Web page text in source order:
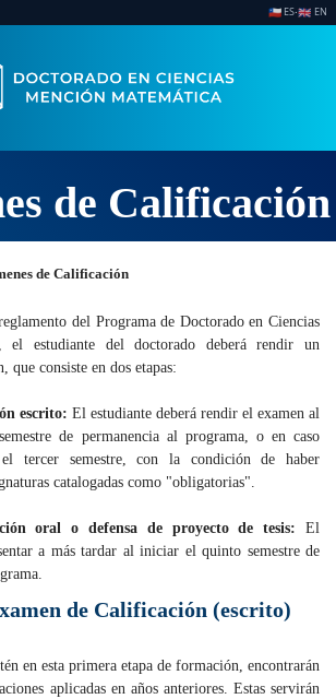
🇨🇱 ES·🇬🇧 EN
de Calificación
de Calificación
del Programa de Doctorado en Ciencias
el estudiante del doctorado deberá rendir un
que consiste en dos etapas:
escrito: El estudiante deberá rendir el examen al
de permanencia al programa, o en caso
el tercer semestre, con la condición de haber
catalogadas como "obligatorias".
oral o defensa de proyecto de tesis: El
a más tardar al iniciar el quinto semestre de
de Calificación (escrito)
en esta primera etapa de formación, encontrarán
aplicadas en años anteriores. Estas servirán